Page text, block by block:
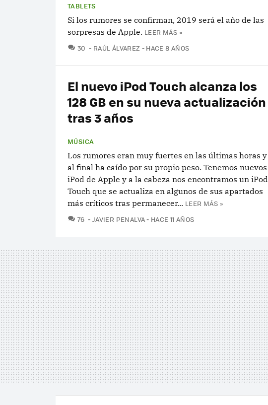
TABLETS
Si los rumores se confirman, 2019 será el año de las
sorpresas de Apple. LEER MÁS »
30 COMENTARIOS
RAÚL ÁLVAREZ HACE 8 AÑOS
El nuevo iPod Touch alcanza los
128 GB en su nueva actualización
tras 3 años
MÚSICA
Los rumores eran muy fuertes en las últimas horas y
al final ha caído por su propio peso. Tenemos nuevos
iPod de Apple y a la cabeza nos encontramos un iPod
Touch que se actualiza en algunos de sus apartados
más críticos tras permanecer... LEER MÁS »
76 COMENTARIOS
JAVIER PENALVA HACE 11 AÑOS